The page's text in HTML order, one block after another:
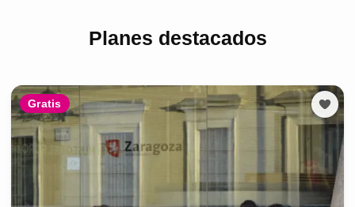
Planes destacados
Gratis